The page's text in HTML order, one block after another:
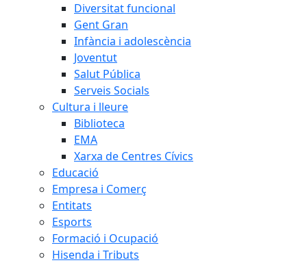
Diversitat funcional
Gent Gran
Infància i adolescència
Joventut
Salut Pública
Serveis Socials
Cultura i lleure
Biblioteca
EMA
Xarxa de Centres Cívics
Educació
Empresa i Comerç
Entitats
Esports
Formació i Ocupació
Hisenda i Tributs